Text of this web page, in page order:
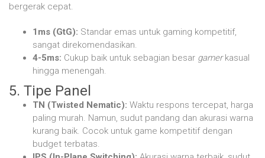
bergerak cepat.
1ms (GtG): Standar emas untuk gaming kompetitif,
sangat direkomendasikan.
4-5ms: Cukup baik untuk sebagian besar gamerkasual
hingga menengah.
5. Tipe Panel
TN (Twisted Nematic): Waktu respons tercepat, harga
paling murah. Namun, sudut pandang dan akurasi warna
kurang baik. Cocok untuk game kompetitif dengan
budget terbatas.